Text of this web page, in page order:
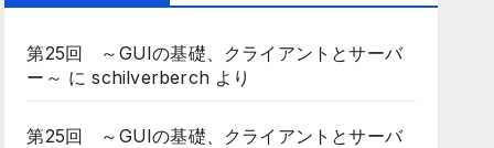
第25回 ～GUIの基礎、クライアントとサーバ
ー～ にschilverberchより
第25回 ～GUIの基礎、クライアントとサーバ